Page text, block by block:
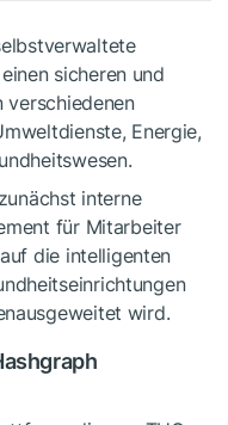
sicheren und
verschiedenen
Energie,
interne
für Mitarbeiter
die intelligenten
ausgeweitet wird.